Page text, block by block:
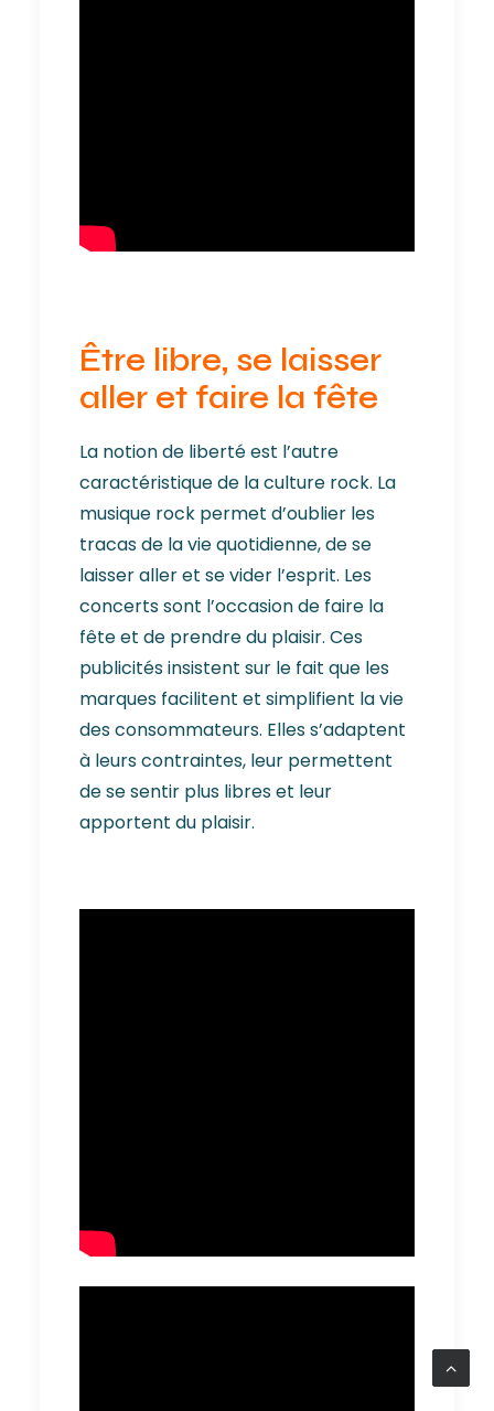
Être libre, se laisser
aller et faire la fête
La notion de liberté est l’autre
caractéristique de la culture rock. La
musique rock permet d’oublier les
tracas de la vie quotidienne, de se
laisser aller et se vider l’esprit. Les
concerts sont l’occasion de faire la
fête et de prendre du plaisir. Ces
publicités insistent sur le fait que les
marques facilitent et simplifient la vie
des consommateurs. Elles s’adaptent
à leurs contraintes, leur permettent
de se sentir plus libres et leur
apportent du plaisir.